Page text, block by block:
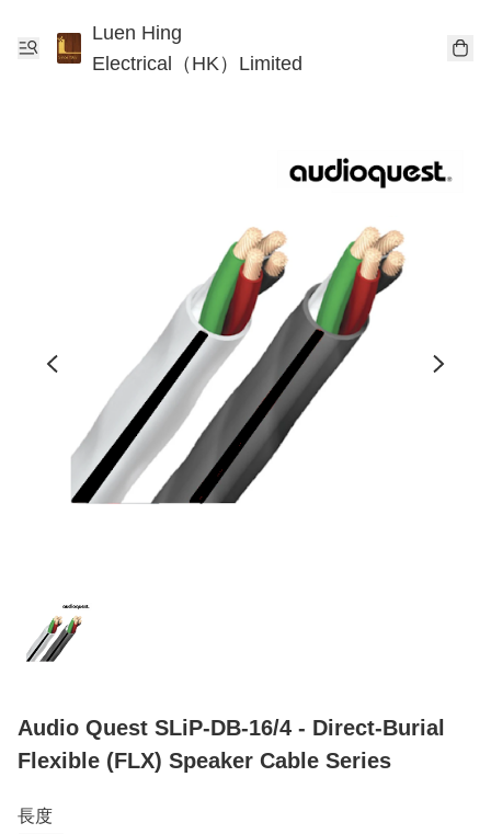
Luen Hing
Electrical（HK）Limited
Audio Quest SLiP-DB-16/4 - Direct-Burial
Flexible (FLX) Speaker Cable Series
長度